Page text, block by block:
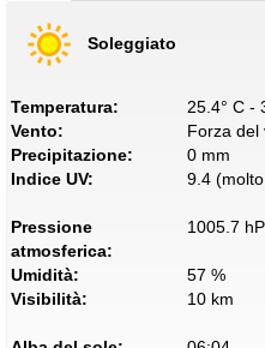
Soleggiato
Temperatura:
25.4° C -
Vento:
Forza del
Precipitazione:
0 mm
Indice UV:
9.4
Pressione
atmosferica:
1005.7
Umidità:
57 %
Visibilità:
10 km